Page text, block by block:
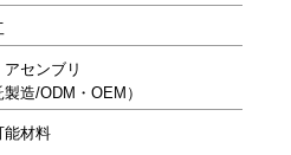
センブリ
製造/ODM・OEM）
能材料